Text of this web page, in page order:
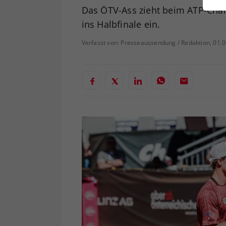
Das ÖTV-Ass zieht beim ATP-
ins Halbfinale ein.
Verfasst von: Presseaussendung / Redaktion,